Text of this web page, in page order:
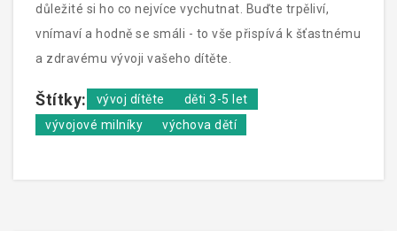
důležité si ho co nejvíce vychutnat. Buďte trpěliví,
vnímaví a hodně se smáli - to vše přispívá k šťastnému
a zdravému vývoji vašeho dítěte.
Štítky: vývoj dítěte
děti 3-5 let
vývojové milníky
výchova dětí